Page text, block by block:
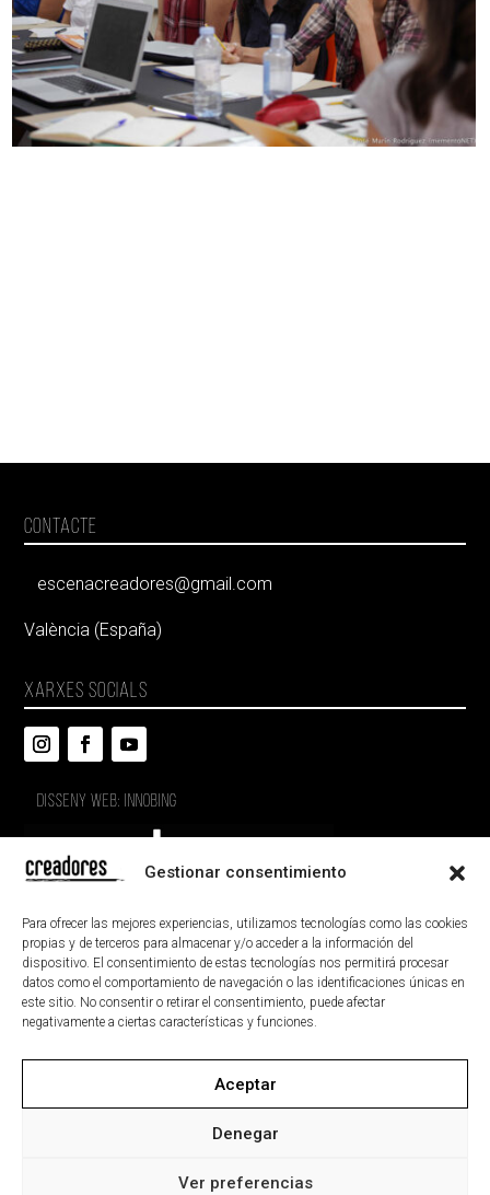
Gestionar consentimiento
Para ofrecer las mejores experiencias, utilizamos tecnologías como las cookies
propias y de terceros para almacenar y/o acceder a la información del
dispositivo. El consentimiento de estas tecnologías nos permitirá procesar
datos como el comportamiento de navegación o las identificaciones únicas en
este sitio. No consentir o retirar el consentimiento, puede afectar
negativamente a ciertas características y funciones.
Aceptar
Denegar
Ver preferencias
POLÍTICA DE PRIVACITAT
ACCESSIBILITAT
CONTACTE
escenacreadores@gmail.com
València (España)
XARXES SOCIALS
DISSENY WEB: INNOBING